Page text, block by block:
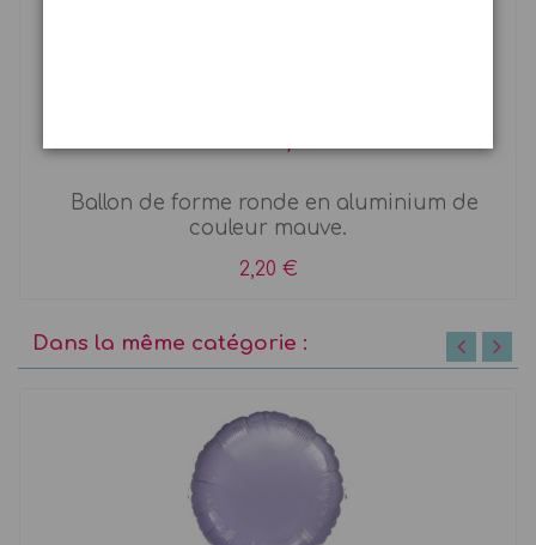
Ballon de forme ronde en aluminium de
couleur mauve.
2,20 €
Dans la même catégorie :